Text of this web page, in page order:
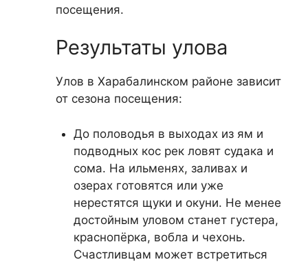
посещения.
Результаты улова
Улов в Харабалинском районе зависит
от сезона посещения:
До половодья в выходах из ям и
подводных кос рек ловят судака и
сома. На ильменях, заливах и
озерах готовятся или уже
нерестятся щуки и окуни. Не менее
достойным уловом станет густера,
краснопёрка, вобла и чехонь.
Счастливцам может встретиться